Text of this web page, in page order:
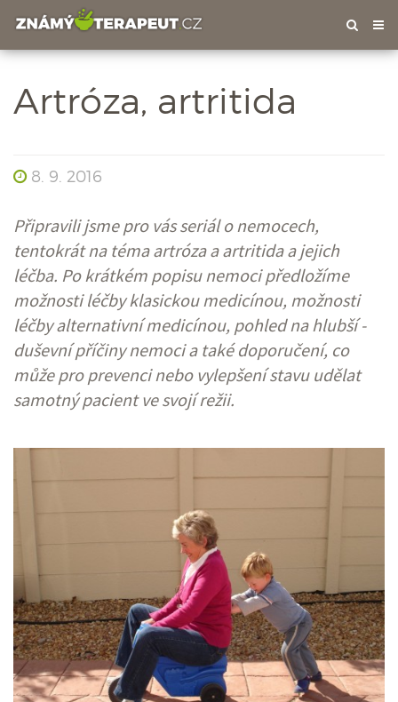
Artróza, artritida
8. 9. 2016
Připravili jsme pro vás seriál o nemocech,
tentokrát na téma artróza a artritida a jejich
léčba. Po krátkém popisu nemoci předložíme
možnosti léčby klasickou medicínou, možnosti
léčby alternativní medicínou, pohled na hlubší -
duševní příčiny nemoci a také doporučení, co
může pro prevenci nebo vylepšení stavu udělat
samotný pacient ve svojí režii.